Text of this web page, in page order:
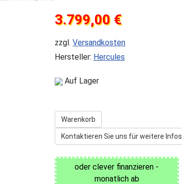
3.799,00 €
zzgl. Versandkosten
Hersteller: Hercules
Auf Lager
Warenkorb
Kontaktieren Sie uns für weitere Infos
oder clever finanzieren -
monatlich ab